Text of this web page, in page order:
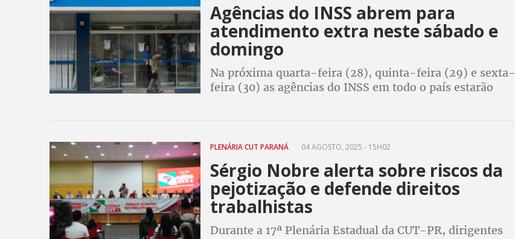
Agências do INSS abrem para
atendimento extra neste sábado e
domingo
Na próxima quarta-feira (28), quinta-feira (29) e sexta-
feira (30) as agências do INSS em todo o país estarão
PLENÁRIA CUT PARANÁ 04 AGOSTO, 2025 - 15H02
Sérgio Nobre alerta sobre riscos da
pejotização e defende direitos
trabalhistas
Durante a 17ª Plenária Estadual da CUT-PR, dirigentes